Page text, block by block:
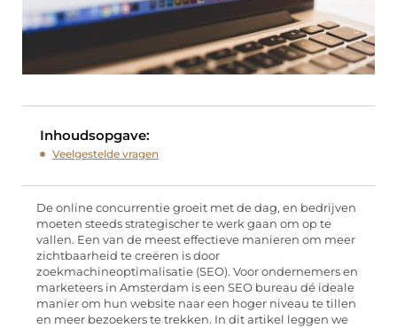
Inhoudsopgave:
Veelgestelde vragen
De online concurrentie groeit met de dag, en bedrijven
moeten steeds strategischer te werk gaan om op te
vallen. Een van de meest effectieve manieren om meer
zichtbaarheid te creëren is door
zoekmachineoptimalisatie (SEO). Voor ondernemers en
marketeers in Amsterdam is een SEO bureau dé ideale
manier om hun website naar een hoger niveau te tillen
en meer bezoekers te trekken. In dit artikel leggen we